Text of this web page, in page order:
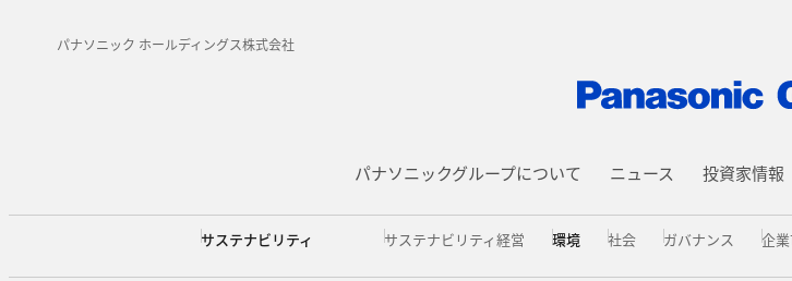
パナソニック ホールディングス株式会社
パナソニックグループについて ニュース 投資家情報
サステナビリティ サステナビリティ経営 環境 社会 ガバナンス 企